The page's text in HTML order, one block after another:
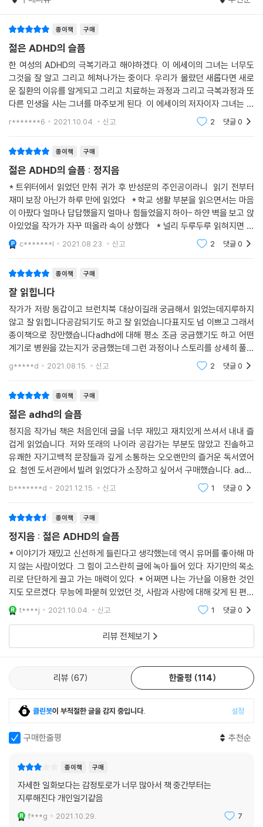
슬프게 짐작건대…… 껌 떼는 일은 내가 학교란 공간에서 성취감을 느낄 수
모을 때 나는 씹다 뱉은 껌딱지나 모으며 위안을 챙긴 것이다. 내가 겪은 불
이익은 대체로 내 잘못이지만, 이 지점을 떠올리면 어쩔 수 없이 서글픈 기
분이 된다.
가끔 ADHD란 존재하지도 않고, 약도 치료도 정신과의 상술이라는 말을
들을 때마다 쭈그려 앉아 껌 떼던 순간이 떠오르곤 했다. 타인에게 불쾌감
을 주지 않고는 단체생활을 못 하던 내가, 자기혐오를 방패 삼던 10대의 내
가 껌 대신 처방전을 뗐더라면 인생이 좀 달라지지 않았을까 하는 회한이
도는 대신 내 안으로 내달렸을지 모른다.
처음부터 완벽하게 가려는 욕심들은 결국 나를 무수한 완벽에서 추방시켰
다. 허접스러움을 묵인할 때 실행력이 생기고, 스타트가 있어야 진행도 된
다는 걸 배우고 있다.
만약 이 글을 보는 사람에게 ADHD가 있거나 다른 문제가 있어서 헤매는
중이라면, 본인의 능력이나 작업 과정보다 목표치를 바꿔 보는 건 어떨까
다. 모자람은 꽤 괜찮은 친구다. 나를 거장으로 만들어 주진 못해도 거장이
될지 안 될지 모르는 아마추어로는 만들어 주니 말이다.
--- p.195
없는 이유다. 『젊은 ADHD의 슬픔』은 완벽하지 못한 스스로가 원망스러운
모두를 위한 이야기다.
자신의 ‘모자람’을 솔직하게 털어놓고 신랄하게 자조하는 정지음은 모자람
의 가장 명랑한 대변자다. 그가 그리는 성인 ADHD의 삶은 눈물나게 애잔
한 동시에 슬플 틈 없이 유쾌하다. ‘문제아’로 불리며 어떤 미래도 꿈꾸지
못했던 과거의 자신에 대한 애틋함, 스스로도 이해할 수 없었던 실수들로
인해 힘들었을 가족과 친구들에 대한 미안함과 고마움, 그리고 모자람이
만의 유머 속에 녹여 낸다. 『젊은 ADHD의 슬픔』은 결함에서 고유함을 발
견해 새로운 가능성을 찾아나서는 씩씩한 발걸음이다.
종이책 구매
젊은 ADHD의 슬픔
한 여성의 ADHD의 극복기라고 해야하겠다. 이 에세이의 그녀는 너무도
그것을 잘 알고 그리고 헤쳐나가는 중이다. 우리가 몰랐던 새롭다면 새로
운 질환의 이유를 알게되고 그리고 치료하는 과정과 그리고 극복과정과 또
다른 인생을 사는 그녀를 마주보게 된다. 이 에세이의 저자이자 그녀는 솔
직한 모습을 있는 그대로 드러내놓고 이러한 ADHD를 가진자의 모습을 보
r*******6 2021.10.04. 신고 2 댓글0
종이책 구매
젊은 ADHD의 슬픔 : 정지음
* 트위터에서 읽었던 만취 귀가 후 반성문의 주인공이라니 읽기 전부터
재미 보장 아닌가 하루 만에 읽었다 * 학교 생활 부분을 읽으면서는 마음
이 아팠다 얼마나 답답했을지 얼마나 힘들었을지 하아- 하얀 벽을 보고 앉
아있었을 작가가 자꾸 떠올라 속이 상했다 * 널리 두루두루 읽혀지면 좋
을 책이다 도서관에 신청하자 여러분
c*******l 2021.08.23. 신고 2 댓글0
종이책 구매
잘 읽힙니다
작가가 저랑 동갑이고 브런치북 대상이길래 궁금해서 읽었는데지루하지
않고 잘 읽힙니다공감되기도 하고 잘 읽었습니다표지도 넘 이쁘고 그래서
종이책으로 장만했습니다adhd에 대해 평소 조금 궁금했기도 하고 어떤
계기로 병원을 갔는지가 궁금했는데 그런 과정이나 스토리를 상세히 풀어
줘서 좋았습니다제목부터 위트가 넘치는데내용도 재밌네요무겁고 우울하
게만 흘러갈 수 있는 얘
g*****d 2021.08.15. 신고 2 댓글0
종이책 구매
젊은 adhd의 슬픔
정지음 작가님 책은 처음인데 글을 너무 재밌고 재치있게 쓰셔서 내내 즐
겁게 읽었습니다. 저와 또래의 나이라 공감가는 부분도 많았고 진솔하고
유쾌한 자기고백적 문장들과 깊게 소통하는 오오랜만의 즐거운 독서였어
요. 첨엔 도서관에서 빌려 읽었다가 소장하고 싶어서 구매했습니다. adhd
라도 뭐 어땨용. 이렇게 오늘 하루도 잘 살았는데! 추천합니다.
b*******d 2021.12.15. 신고 1 댓글0
종이책 구매
정지음 : 젊은 ADHD의 슬픔
* 이야기가 재밌고 신선하게 들린다고 생각했는데 역시 유머를 좋아해 마
지 않는 사람이었다. 그 힘이 고스란히 글에 녹아 들어 있다. 자기만의 목소
리로 단단하게 끌고 가는 매력이 있다. * 어쩌면 나는 가난을 이용한 것인
지도 모르겠다. 무능에 파묻혀 있었던 것, 사람과 사랑에 대해 갖게 된 편견
을 의심하지 ㅇ낳은 것, 궁금한 분야를 전혀 공부하지 않은 것. 등등에 대해
가난은
t****j 2021.10.04. 신고 1 댓글0
리뷰 전체보기
리뷰 67 한줄평 114
클린봇이 부적절한 글을 감지 중입니다. 설정
구매한줄평 추천순
종이책 구매
자세한 일화보다는 감정토로가 너무 많아서 책 중간부터는
지루해진다 개인일기같음
f***g 2021.10.29. 7